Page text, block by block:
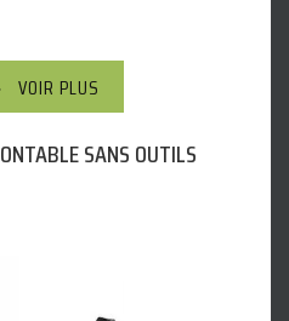
VOIR PLUS
SANS OUTILS